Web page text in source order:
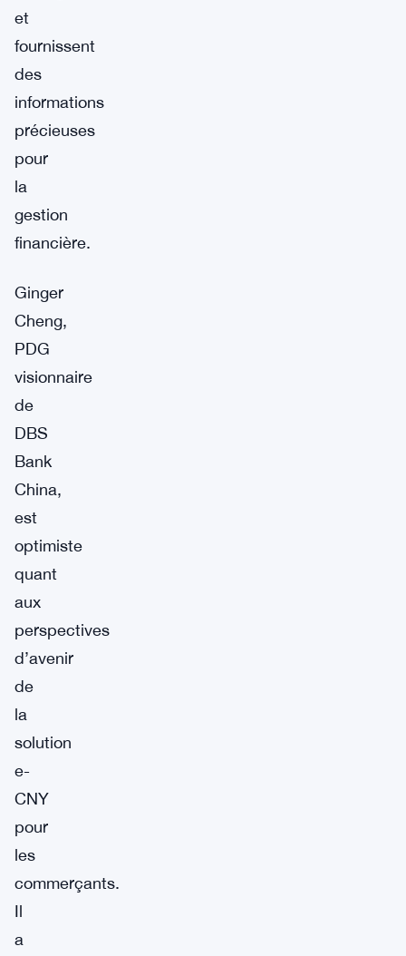
et
fournissent
des
informations
précieuses
pour
la
gestion
financière.
Ginger
Cheng,
PDG
visionnaire
de
DBS
Bank
China,
est
optimiste
quant
aux
perspectives
d’avenir
de
la
solution
e-
CNY
pour
les
commerçants.
Il
a